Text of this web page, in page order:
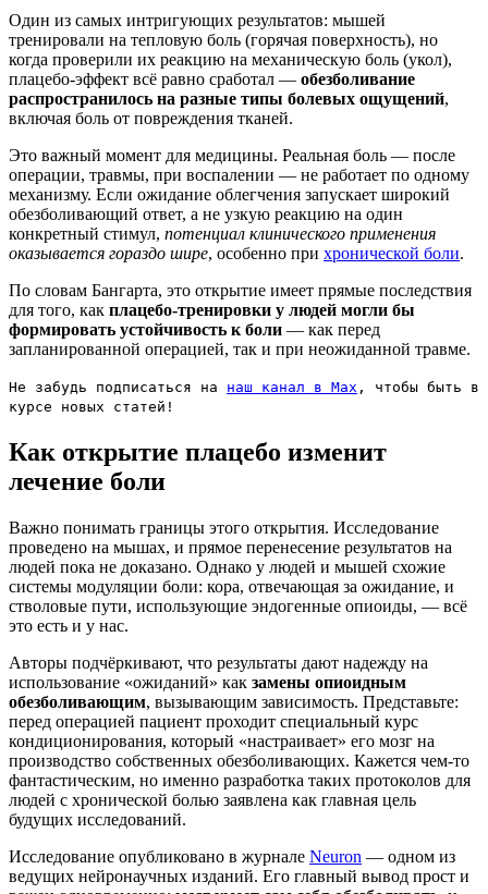
Один из самых интригующих результатов: мышей
тренировали на тепловую боль (горячая поверхность), но
когда проверили их реакцию на механическую боль (укол),
плацебо-эффект всё равно сработал — обезболивание
распространилось на разные типы болевых ощущений,
включая боль от повреждения тканей.
Это важный момент для медицины. Реальная боль — после
операции, травмы, при воспалении — не работает по одному
механизму. Если ожидание облегчения запускает широкий
обезболивающий ответ, а не узкую реакцию на один
конкретный стимул, потенциал клинического применения
оказывается гораздо шире, особенно при хронической боли.
По словам Бангарта, это открытие имеет прямые последствия
для того, как плацебо-тренировки у людей могли бы
формировать устойчивость к боли — как перед
запланированной операцией, так и при неожиданной травме.
Не забудь подписаться на наш канал в Max , чтобы быть в
курсе новых статей!
Как открытие плацебо изменит
лечение боли
Важно понимать границы этого открытия. Исследование
проведено на мышах, и прямое перенесение результатов на
людей пока не доказано. Однако у людей и мышей схожие
системы модуляции боли: кора, отвечающая за ожидание, и
стволовые пути, использующие эндогенные опиоиды, — всё
это есть и у нас.
Авторы подчёркивают, что результаты дают надежду на
использование «ожиданий» как замены опиоидным
обезболивающим, вызывающим зависимость. Представьте:
перед операцией пациент проходит специальный курс
кондиционирования, который «настраивает» его мозг на
производство собственных обезболивающих. Кажется чем-то
фантастическим, но именно разработка таких протоколов для
людей с хронической болью заявлена как главная цель
будущих исследований.
Исследование опубликовано в журнале Neuron — одном из
ведущих нейронаучных изданий. Его главный вывод прост и